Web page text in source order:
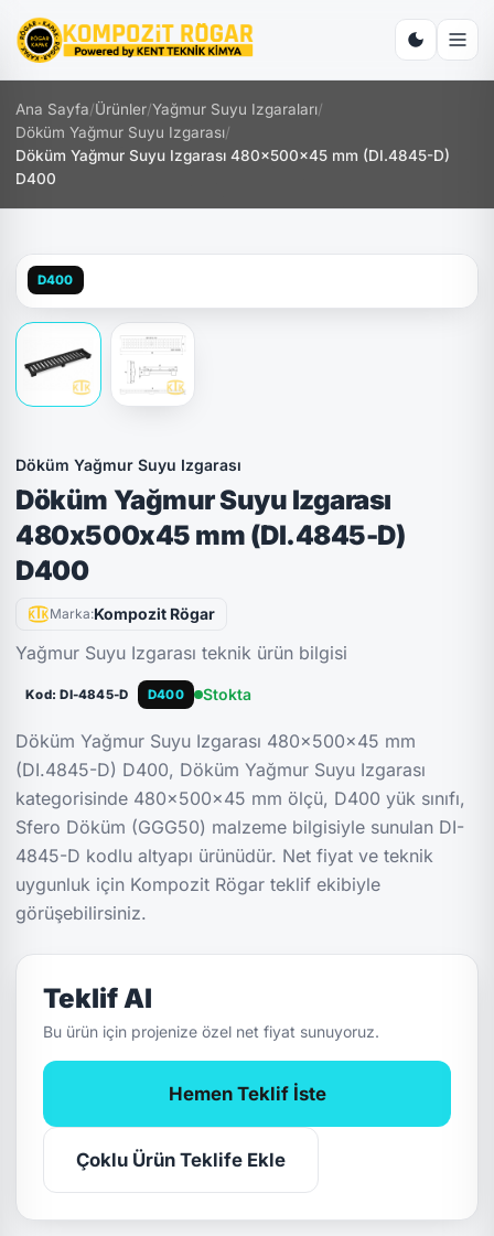
Ana Sayfa/Ürünler/Yağmur Suyu Izgaraları/
Döküm Yağmur Suyu Izgarası/
Döküm Yağmur Suyu Izgarası 480x500x45 mm (DI.4845-D)
D400
D400
Döküm Yağmur Suyu Izgarası
Döküm Yağmur Suyu Izgarası
480x500x45 mm (DI.4845-D)
D400
Marka:Kompozit Rögar
Yağmur Suyu Izgarası teknik ürün bilgisi
Kod: DI-4845-D D400 Stokta
Döküm Yağmur Suyu Izgarası 480x500x45 mm
(DI.4845-D) D400, Döküm Yağmur Suyu Izgarası
kategorisinde 480x500x45 mm ölçü, D400 yük sınıfı,
Sfero Döküm (GGG50) malzeme bilgisiyle sunulan DI-
4845-D kodlu altyapı ürünüdür. Net fiyat ve teknik
uygunluk için Kompozit Rögar teklif ekibiyle
görüşebilirsiniz.
Teklif Al
Bu ürün için projenize özel net fiyat sunuyoruz.
Hemen Teklif İste
Çoklu Ürün Teklife Ekle